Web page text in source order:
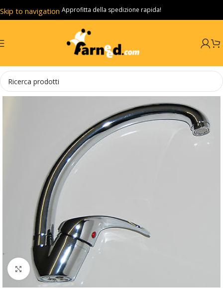
Skip to navigation
Skip to main content
Approfitta della spedizione rapida!
Click to enlarge